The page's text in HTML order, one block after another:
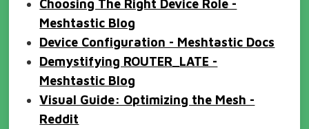
Choosing The Right Device Role -
Meshtastic Blog
Device Configuration - Meshtastic Docs
Demystifying ROUTER_LATE -
Meshtastic Blog
Visual Guide: Optimizing the Mesh -
Reddit